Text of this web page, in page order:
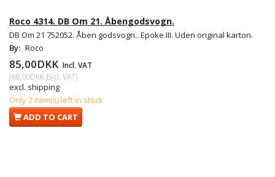
Roco 4314. DB Om 21. Åbengodsvogn.
DB Om 21 752052. Åben godsvogn.. Epoke III. Uden original karton.
By: Roco
85,00DKK Incl. VAT
(68,00DKK Excl. VAT)
excl. shipping
Only 2 item(s) left in stock
ADD TO CART